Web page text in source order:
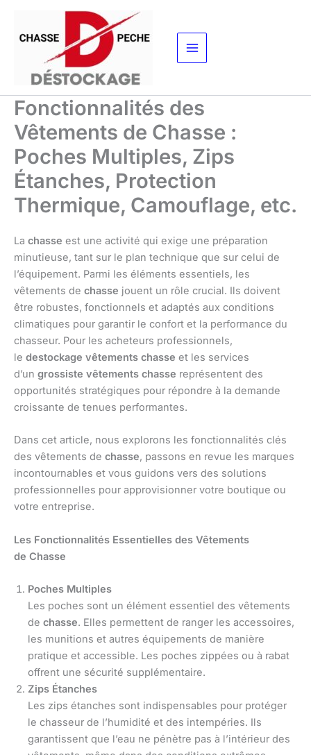
contenu
Fonctionnalités des
Vêtements de Chasse :
Poches Multiples, Zips
Étanches, Protection
Thermique, Camouflage, etc.
La chasse est une activité qui exige une préparation
minutieuse, tant sur le plan technique que sur celui de
l’équipement. Parmi les éléments essentiels, les
vêtements de chasse jouent un rôle crucial. Ils doivent
être robustes, fonctionnels et adaptés aux conditions
climatiques pour garantir le confort et la performance du
chasseur. Pour les acheteurs professionnels,
le destockage vêtements chasse et les services
d’un grossiste vêtements chasse représentent des
opportunités stratégiques pour répondre à la demande
croissante de tenues performantes.
Dans cet article, nous explorons les fonctionnalités clés
des vêtements de chasse, passons en revue les marques
incontournables et vous guidons vers des solutions
professionnelles pour approvisionner votre boutique ou
votre entreprise.
Les Fonctionnalités Essentielles des Vêtements
de Chasse
Poches Multiples
Les poches sont un élément essentiel des vêtements
de chasse. Elles permettent de ranger les accessoires,
les munitions et autres équipements de manière
pratique et accessible. Les poches zippées ou à rabat
offrent une sécurité supplémentaire.
Zips Étanches
Les zips étanches sont indispensables pour protéger
le chasseur de l’humidité et des intempéries. Ils
garantissent que l’eau ne pénètre pas à l’intérieur des